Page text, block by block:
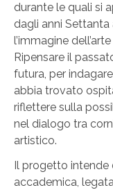
durante le quali si
dagli anni
l’immagine
Ripensare il
futura, per
abbia trovato
riflettere sulla
nel dialogo tra
artistico.
Il progetto intende
accademica,